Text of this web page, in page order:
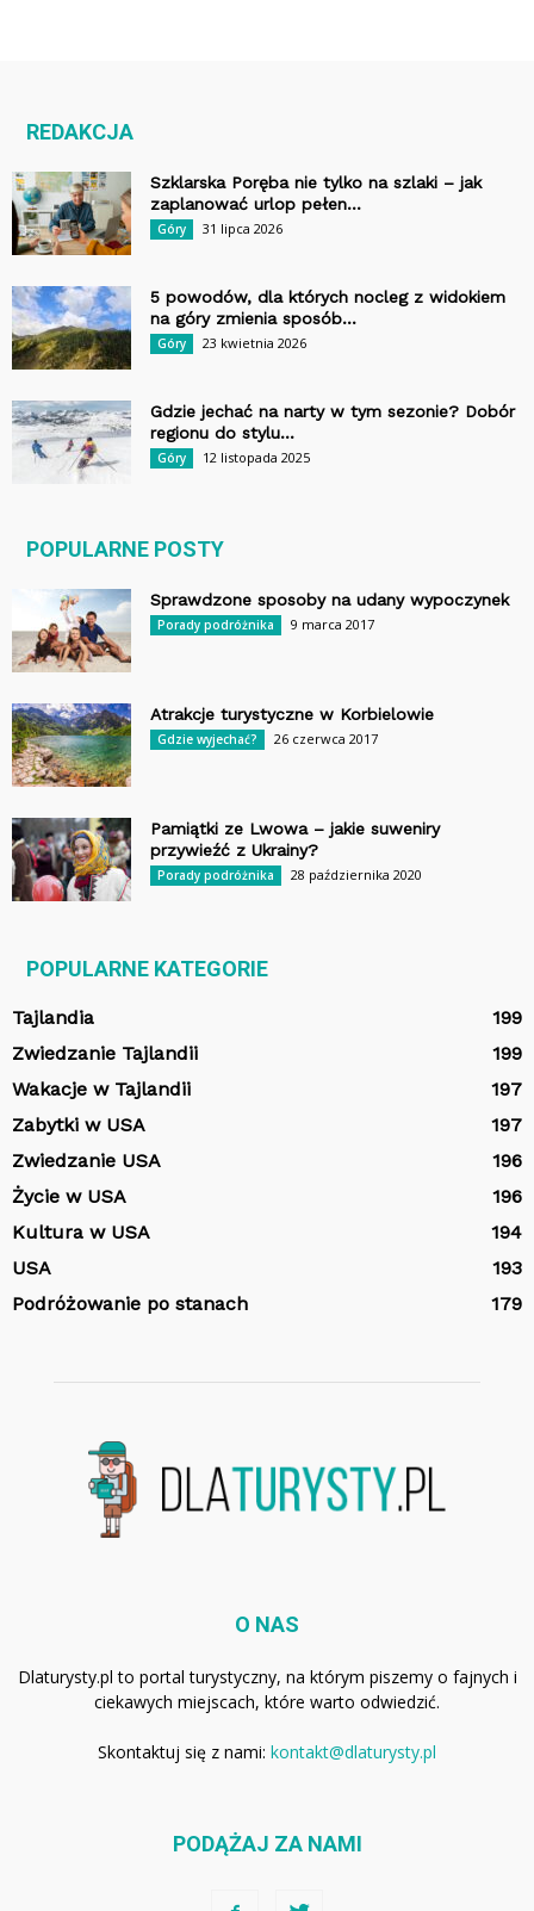
REDAKCJA
Szklarska Poręba nie tylko na szlaki – jak
zaplanować urlop pełen...
Góry 31 lipca 2026
5 powodów, dla których nocleg z widokiem
na góry zmienia sposób...
Góry 23 kwietnia 2026
Gdzie jechać na narty w tym sezonie? Dobór
regionu do stylu...
Góry 12 listopada 2025
POPULARNE POSTY
Sprawdzone sposoby na udany wypoczynek
Porady podróżnika 9 marca 2017
Atrakcje turystyczne w Korbielowie
Gdzie wyjechać? 26 czerwca 2017
Pamiątki ze Lwowa – jakie suweniry
przywieźć z Ukrainy?
Porady podróżnika 28 października 2020
POPULARNE KATEGORIE
Tajlandia
199
Zwiedzanie Tajlandii
199
Wakacje w Tajlandii
197
Zabytki w USA
197
Zwiedzanie USA
196
Życie w USA
196
Kultura w USA
194
USA
193
Podróżowanie po stanach
179
O NAS
Dlaturysty.pl to portal turystyczny, na którym piszemy o fajnych i
ciekawych miejscach, które warto odwiedzić.
Skontaktuj się z nami: kontakt@dlaturysty.pl
PODĄŻAJ ZA NAMI